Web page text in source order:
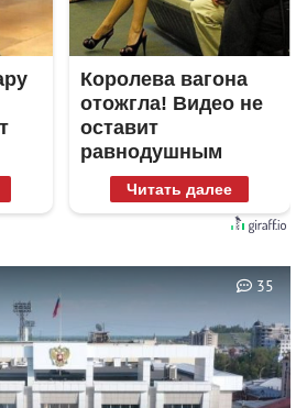
Королева вагона
отожгла! Видео не
оставит
равнодушным
Читать далее
35